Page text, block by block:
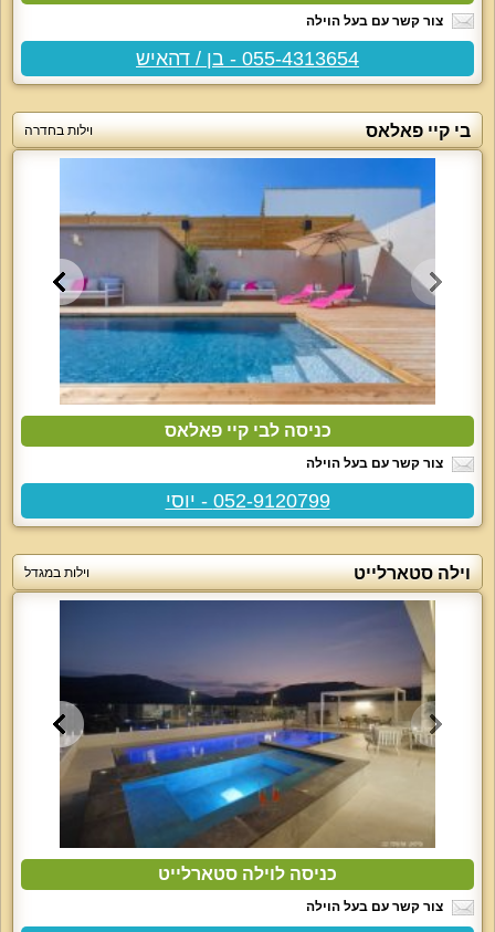
צור קשר עם בעל הוילה
055-4313654 - בן / דהאיש
בי קיי פאלאס וילות בחדרה
כניסה לבי קיי פאלאס
צור קשר עם בעל הוילה
052-9120799 - יוסי
וילה סטארלייט וילות במגדל
כניסה לוילה סטארלייט
צור קשר עם בעל הוילה